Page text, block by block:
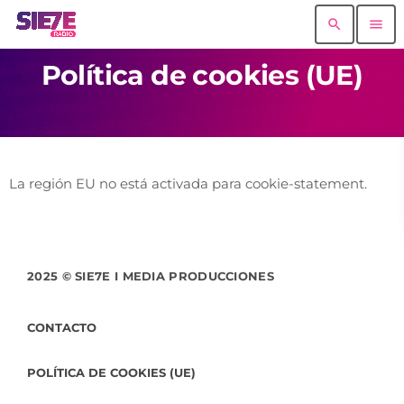
search menu
Política de cookies (UE)
La región EU no está activada para cookie-statement.
2025 © SIE7E I MEDIA PRODUCCIONES
CONTACTO
POLÍTICA DE COOKIES (UE)